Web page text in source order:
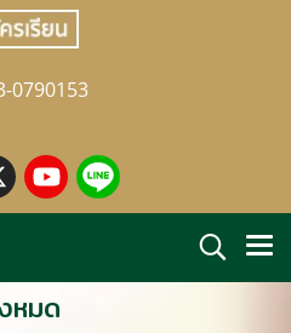
0790153
หมด